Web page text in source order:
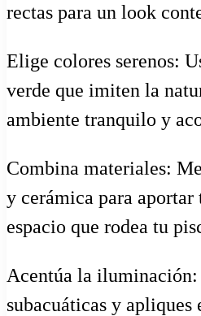
rectas para un look
Elige colores serenos:
verde que imiten la
ambiente tranquilo y
Combina materiales:
y cerámica para
espacio que rodea tu
Acentúa la
subacuáticas y apliques